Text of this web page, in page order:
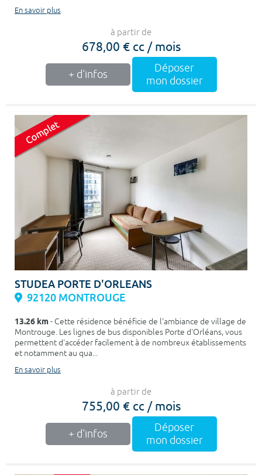
En savoir plus
à partir de
678,00 € cc / mois
+ d'infos
Déposer
mon dossier
STUDEA PORTE D'ORLEANS
92120 MONTROUGE
13.26 km- Cette résidence bénéficie de l'ambiance de village de
Montrouge. Les lignes de bus disponibles Porte d'Orléans, vous
permettent d'accéder facilement à de nombreux établissements
et notamment au qua...
En savoir plus
à partir de
755,00 € cc / mois
+ d'infos
Déposer
mon dossier